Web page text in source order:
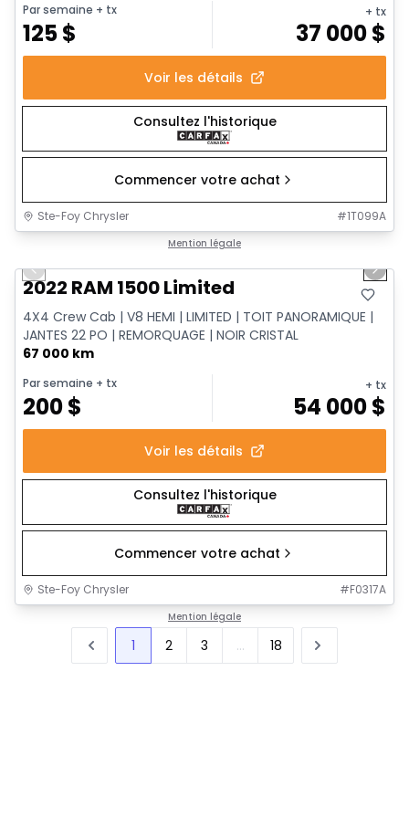
Par semaine + tx
125$
+ tx
37 000$
Voir les détails
Consultez l'historique
Commencer votre achat
Ste-Foy Chrysler #1T099A
Mention légale
Previous slide Next
2022 RAM 1500 Limited
4X4 Crew Cab | V8 HEMI | LIMITED | TOIT PANORAMIQUE |
JANTES 22 PO | REMORQUAGE | NOIR CRISTAL
67 000 km
Par semaine + tx
200$
+ tx
54 000$
Voir les détails
Consultez l'historique
Commencer votre achat
Ste-Foy Chrysler #F0317A
Mention légale
1 2 3 ... 18